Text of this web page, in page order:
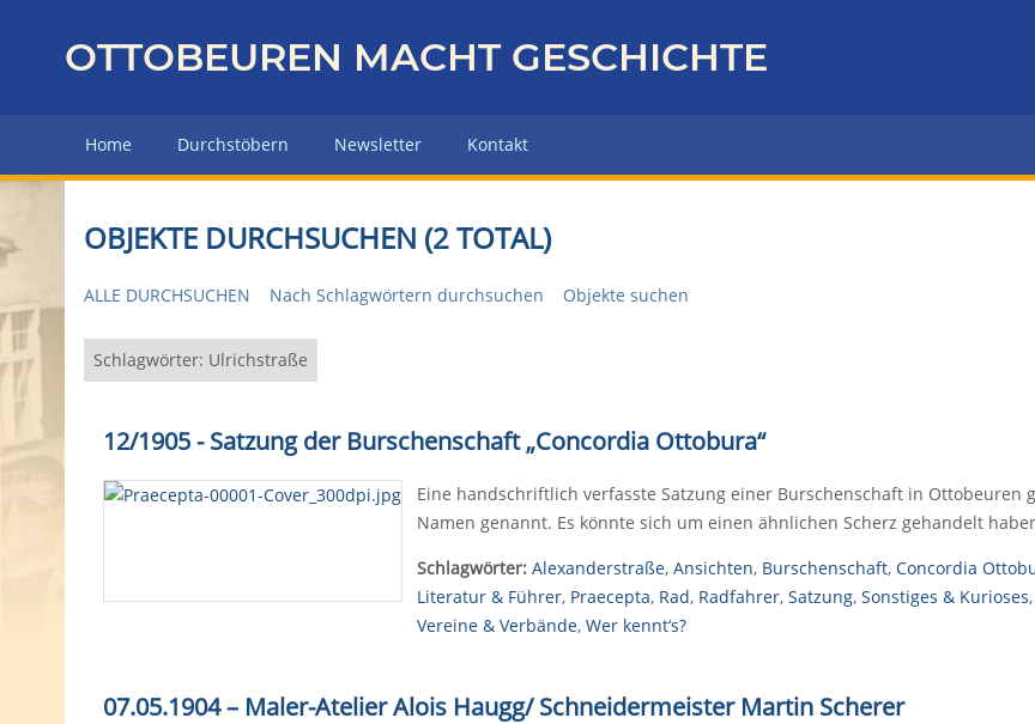
z
r
H
u
p
e
OTTOBEUREN MACHT GESCHICHTE
Home Durchstöbern Newsletter Kontakt
OBJEKTE DURCHSUCHEN (2 TOTAL)
ALLE DURCHSUCHEN Nach Schlagwörtern durchsuchen Objekte suchen
Schlagwörter: Ulrichstraße
12/1905 - Satzung der Burschenschaft „Concordia Ottobura“
Eine handschriftlich verfasste Satzung einer Burschenschaft in Ottobeuren
Namen genannt. Es könnte sich um einen ähnlichen Scherz gehandelt
Schlagwörter: Alexanderstraße, Ansichten, Burschenschaft, Concordia
Literatur & Führer, Praecepta, Rad, Radfahrer, Satzung, Sonstiges & Kurioses,
Vereine & Verbände, Wer kennt‘s?
07.05.1904–Maler-Atelier Alois Haugg/ Schneidermeister Martin Scherer